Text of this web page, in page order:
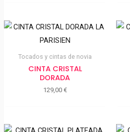
Tocados y cintas de novia
CINTA CRISTAL
DORADA
129,00 €